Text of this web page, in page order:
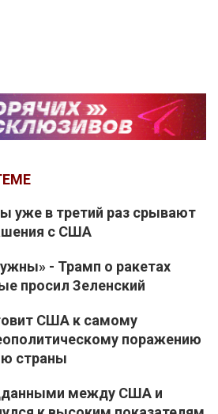
уже в третий раз срывают
с США
- Трамп о ракетах
просил Зеленский
США к самому
поражению
страны
между США и